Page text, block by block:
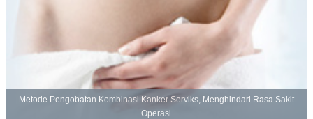
Metode Pengobatan Kombinasi Kanker Serviks, Menghindari Rasa Sakit
Operasi